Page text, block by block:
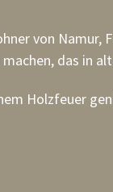
von Namur,
das in
Holzfeuer